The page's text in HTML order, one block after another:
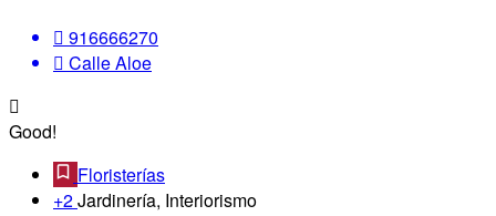
916666270
Calle Aloe
Good!
Floristerías
+2Jardinería, Interiorismo